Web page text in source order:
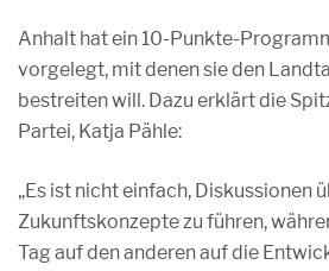
Anhalt hat ein 10-Punkte-
vorgelegt, mit denen sie den
bestreiten will. Dazu erklärt die
Partei, Katja Pähle:
„Es ist nicht einfach, Diskussionen
Zukunftskonzepte zu führen,
Tag auf den anderen auf die